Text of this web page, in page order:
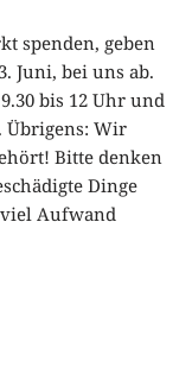
spenden, geben
Juni, bei uns ab.
bis 12 Uhr und
Übrigens: Wir
Bitte denken
Dinge
Aufwand